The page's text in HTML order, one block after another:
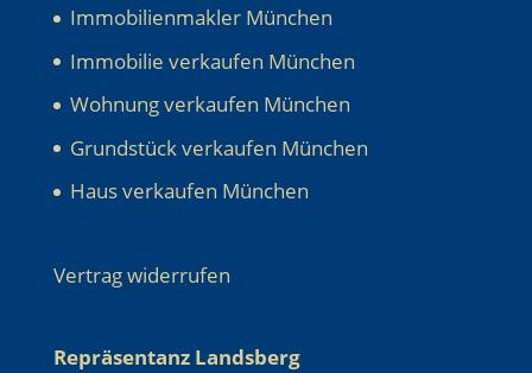
Immobilienmakler München
Immobilie verkaufen München
Wohnung verkaufen München
Grundstück verkaufen München
Haus verkaufen München
Vertrag widerrufen
Repräsentanz Landsberg